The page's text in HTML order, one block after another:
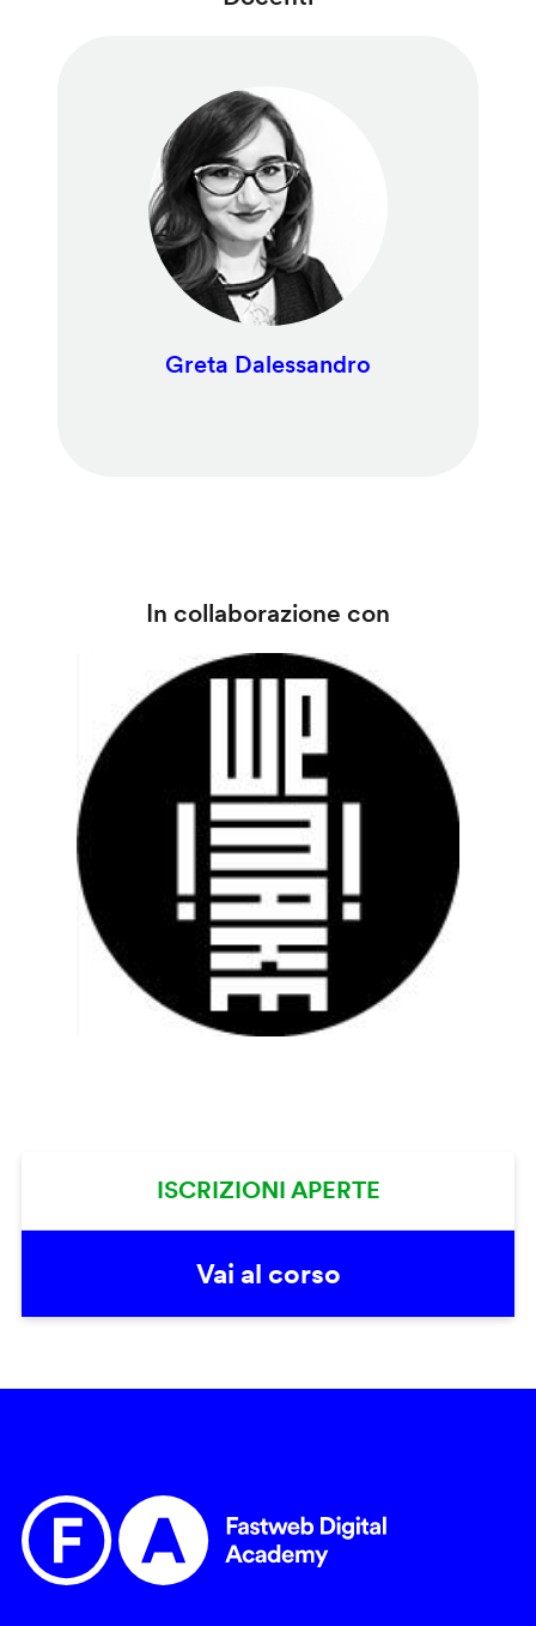
Greta Dalessandro
In collaborazione con
ISCRIZIONI APERTE
Vai al corso